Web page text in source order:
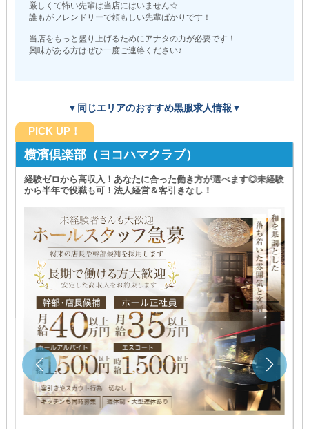
厳しくて怖い先輩は当店にはいません☆
誰もがフレンドリーで頼もしい先輩ばかりです！
当店をもっと盛り上げるためにアナタの力が必要です！
興味がある方はぜひ一度ご連絡ください♪
▼同じエリアのおすすめ黒服求人情報▼
PICK UP！
横濱倶楽部（ヨコハマクラブ）
経験ゼロから高収入！あなたに合った働き方が選べます◎未経験
から半年で役職も可！法人経営＆客引きなし！